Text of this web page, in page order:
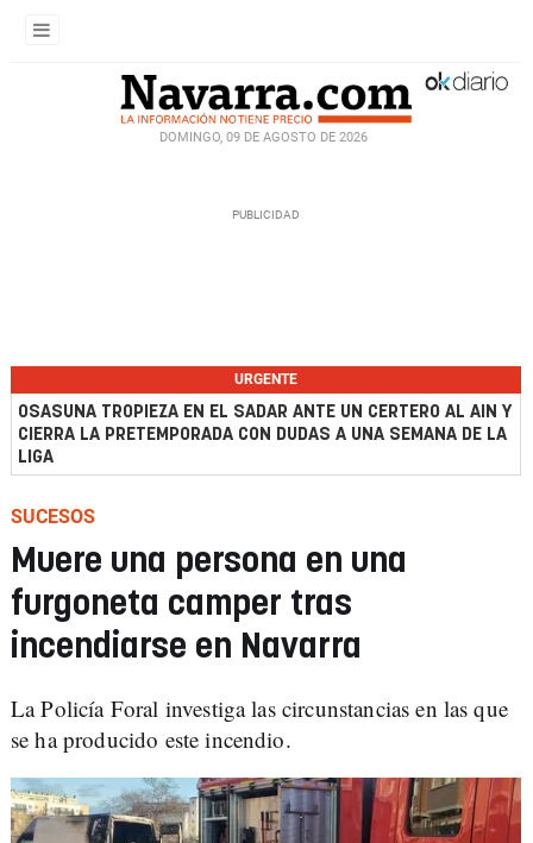
DOMINGO, 09 DE AGOSTO DE 2026
URGENTE
OSASUNA TROPIEZA EN EL SADAR ANTE UN CERTERO AL AIN Y
CIERRA LA PRETEMPORADA CON DUDAS A UNA SEMANA DE LA
LIGA
SUCESOS
Muere una persona en una
furgoneta camper tras
incendiarse en Navarra
La Policía Foral investiga las circunstancias en las que
se ha producido este incendio.